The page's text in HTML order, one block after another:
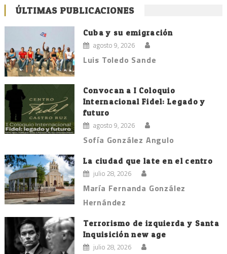
ÚLTIMAS PUBLICACIONES
Cuba y su emigración
agosto 9, 2026
Luis Toledo Sande
Convocan a I Coloquio
Internacional Fidel: Legado y
futuro
agosto 9, 2026
Sofía González Angulo
La ciudad que late en el centro
julio 28, 2026
María Fernanda González
Hernández
Terrorismo de izquierda y Santa
Inquisición new age
julio 28, 2026